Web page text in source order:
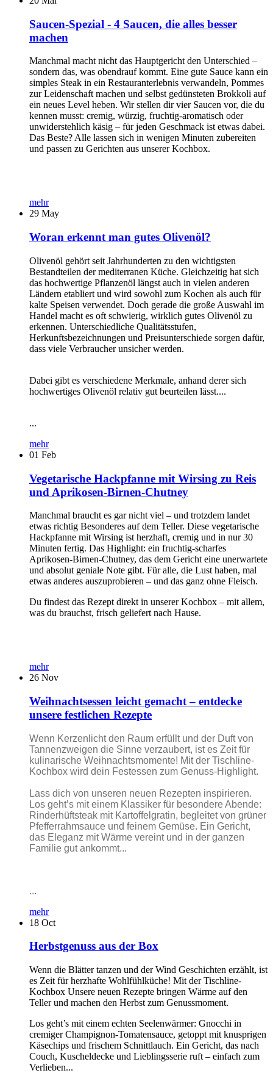
Saucen-Spezial - 4 Saucen, die alles besser
machen
Manchmal macht nicht das Hauptgericht den Unterschied –
sondern das, was obendrauf kommt. Eine gute Sauce kann ein
simples Steak in ein Restauranterlebnis verwandeln, Pommes
zur Leidenschaft machen und selbst gedünsteten Brokkoli auf
ein neues Level heben. Wir stellen dir vier Saucen vor, die du
kennen musst: cremig, würzig, fruchtig-aromatisch oder
unwiderstehlich käsig – für jeden Geschmack ist etwas dabei.
Das Beste? Alle lassen sich in wenigen Minuten zubereiten
und passen zu Gerichten aus unserer Kochbox.
mehr
29 May
Woran erkennt man gutes Olivenöl?
Olivenöl gehört seit Jahrhunderten zu den wichtigsten
Bestandteilen der mediterranen Küche. Gleichzeitig hat sich
das hochwertige Pflanzenöl längst auch in vielen anderen
Ländern etabliert und wird sowohl zum Kochen als auch für
kalte Speisen verwendet. Doch gerade die große Auswahl im
Handel macht es oft schwierig, wirklich gutes Olivenöl zu
erkennen. Unterschiedliche Qualitätsstufen,
Herkunftsbezeichnungen und Preisunterschiede sorgen dafür,
dass viele Verbraucher unsicher werden.
Dabei gibt es verschiedene Merkmale, anhand derer sich
hochwertiges Olivenöl relativ gut beurteilen lässt....
...
mehr
01 Feb
Vegetarische Hackpfanne mit Wirsing zu Reis
und Aprikosen-Birnen-Chutney
Manchmal braucht es gar nicht viel – und trotzdem landet
etwas richtig Besonderes auf dem Teller. Diese vegetarische
Hackpfanne mit Wirsing ist herzhaft, cremig und in nur 30
Minuten fertig. Das Highlight: ein fruchtig-scharfes
Aprikosen-Birnen-Chutney, das dem Gericht eine unerwartete
und absolut geniale Note gibt. Für alle, die Lust haben, mal
etwas anderes auszuprobieren – und das ganz ohne Fleisch.
Du findest das Rezept direkt in unserer Kochbox – mit allem,
was du brauchst, frisch geliefert nach Hause.
mehr
26 Nov
Weihnachtsessen leicht gemacht – entdecke
unsere festlichen Rezepte
Wenn Kerzenlicht den Raum erfüllt und der Duft von
Tannenzweigen die Sinne verzaubert, ist es Zeit für
kulinarische Weihnachtsmomente! Mit der Tischline-
Kochbox wird dein Festessen zum Genuss-Highlight.
Lass dich von unseren neuen Rezepten inspirieren.
Los geht’s mit einem Klassiker für besondere Abende:
Rinderhüftsteak mit Kartoffelgratin, begleitet von grüner
Pfefferrahmsauce und feinem Gemüse. Ein Gericht,
das Eleganz mit Wärme vereint und in der ganzen
Familie gut ankommt...
...
mehr
18 Oct
Herbstgenuss aus der Box
Wenn die Blätter tanzen und der Wind Geschichten erzählt, ist
es Zeit für herzhafte Wohlfühlküche! Mit der Tischline-
Kochbox Unsere neuen Rezepte bringen Wärme auf den
Teller und machen den Herbst zum Genussmoment.
Los geht’s mit einem echten Seelenwärmer: Gnocchi in
cremiger Champignon-Tomatensauce, getoppt mit knusprigen
Käsechips und frischem Schnittlauch. Ein Gericht, das nach
Couch, Kuscheldecke und Lieblingsserie ruft – einfach zum
Verlieben...